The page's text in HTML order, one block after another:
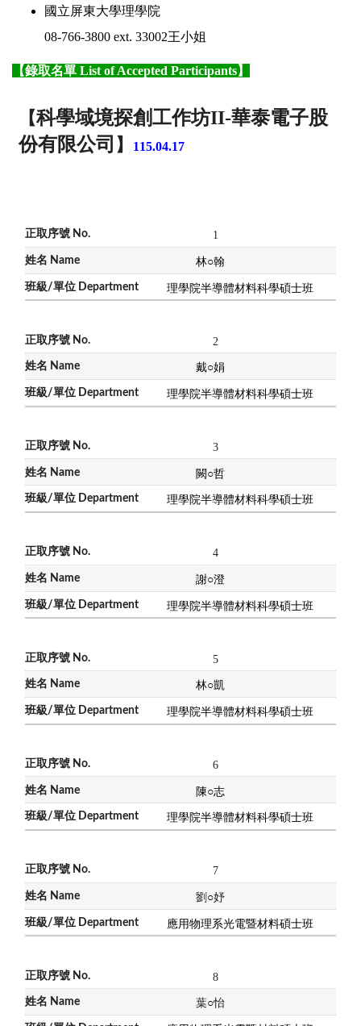
國立屏東大學理學院
08-766-3800 ext. 33002王小姐
【錄取名單 List of Accepted Participants】
【科學域境探創工作坊II-華泰電子股
份有限公司 】 115.04.17
1
林○翰
理學院半導體材料科學碩士班
2
戴○娟
理學院半導體材料科學碩士班
3
闕○哲
理學院半導體材料科學碩士班
4
謝○澄
理學院半導體材料科學碩士班
5
林○凱
理學院半導體材料科學碩士班
6
陳○志
理學院半導體材料科學碩士班
7
劉 ○妤
應用物理系光電暨材料碩士班
8
葉○怡